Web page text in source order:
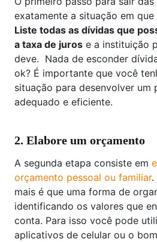
exatamente a situação em
Liste todas as dívidas que
a taxa de juros e a instituição
deve. Nada de esconder
ok? É importante que você
situação para desenvolver um
adequado e eficiente.
2. Elabore um orçamento
A segunda etapa consiste em
orçamento pessoal ou familiar.
mais é que uma forma de
identificando os valores que
conta. Para isso você pode
aplicativos de celular ou o